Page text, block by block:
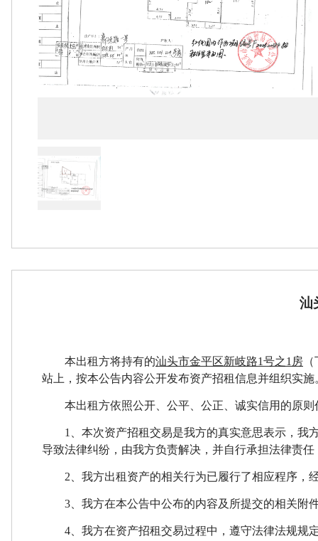
汕
本出租方将持有的汕头市金平区新岐路1号之1房
站上，按本公告内容公开发布资产招租信息并组织实施
本出租方依照公开、公平、公正、诚实信用的原则
1
、本次资产招租交易是我方的真实意思表示，
导致法律纠纷，由我方负责解决，并自行承担法律责任
2 、我方出租资产的相关行为已履行了相应程序
3 、我方在本公告中公布的内容及所提交的相关
4 、我方在资产招租交易过程中，遵守法律法规规